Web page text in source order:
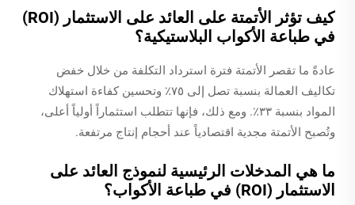
كيف تؤثر الأتمتة على العائد على الاستثمار (ROI)
في طباعة الأكواب البلاستيكية؟
عادةً ما تقصر الأتمتة فترة استرداد التكلفة من خلال خفض
تكاليف العمالة بنسبة تصل إلى ٧٥٪ وتحسين كفاءة استهلاك
المواد بنسبة ٣٣٪. ومع ذلك، فإنها تتطلب استثماراً أولياً أعلى،
وتُصبح الأتمتة مجدية اقتصادياً عند أحجام إنتاج مرتفعة.
ما هي المدخلات الرئيسية لنموذج العائد على
الاستثمار (ROI) في طباعة الأكواب؟